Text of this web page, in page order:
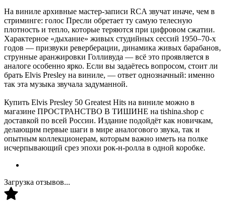
На виниле архивные мастер-записи RCA звучат иначе, чем в
стриминге: голос Пресли обретает ту самую телесную
плотность и тепло, которые теряются при цифровом сжатии.
Характерное «дыхание» живых студийных сессий 1950–70-х
годов — призвуки реверберации, динамика живых барабанов,
струнные аранжировки Голливуда — всё это проявляется в
аналоге особенно ярко. Если вы задаётесь вопросом, стоит ли
брать Elvis Presley на виниле, — ответ однозначный: именно
так эта музыка звучала задуманной.
Купить Elvis Presley 50 Greatest Hits на виниле можно в
магазине ПРОСТРАНСТВО В ТИШИНЕ на tishina.shop с
доставкой по всей России. Издание подойдёт как новичкам,
делающим первые шаги в мире аналогового звука, так и
опытным коллекционерам, которым важно иметь на полке
исчерпывающий срез эпохи рок-н-ролла в одной коробке.
Загрузка отзывов...